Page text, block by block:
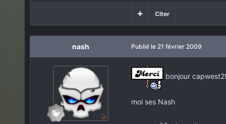
Citer
nash Publié le 21 février 2009
bonjour
moi ses Nash